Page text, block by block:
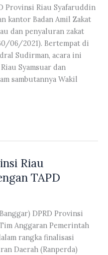
Provinsi Riau Syafaruddin
kantor Badan Amil Zakat
dan penyaluran zakat
06/2021). Bertempat di
Sudirman, acara ini
Syamsuar dan
sambutannya Wakil
Riau
TAPD
DPRD Provinsi
Anggaran Pemerintah
rangka finalisasi
Daerah (Ranperda)